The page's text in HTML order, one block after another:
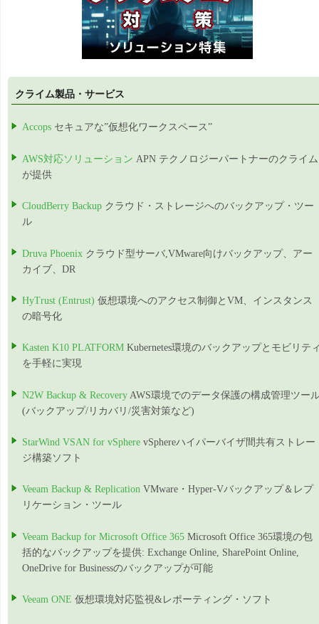
クライム製品・サービス
Accops セキュアな”仮想化ワークスペース”
AWS対応ソリューション APN テクノロジーパートナーのクライム
が提供
CloudBerry Backup クラウド・ストレージへのバックアップ・ツー
ル
Druva Phoenix クラウド型サーバ,VMware向けバックアップ、アー
カイブ、DR
HyTrust (Entrust) 仮想環境へのアクセス制御とVM、インスタンス
の暗号化
Kasten K10 PLATFORM Kubernetes環境のバックアップとモビリテ
を手軽に実現
N2W Backup & Recovery AWS環境でのデータ保護の構成管理ツー
(バックアップ/リカバリ/災害対策など)
StarWind VSAN for vSphere vSphereハイパーバイザ間共有ストレー
ジ構築ソフト
Veeam Backup & Replication VMware・Hyper-Vバックアップ＆レプ
リケーション・ツール
Veeam Backup for Microsoft Office 365 Microsoft Office 365環境の包
括的なバックアップを提供: Exchange Online, SharePoint Online,
OneDrive for Businessのバックアップが可能
Veeam ONE 仮想環境対応監視&レポーティング・ソフト